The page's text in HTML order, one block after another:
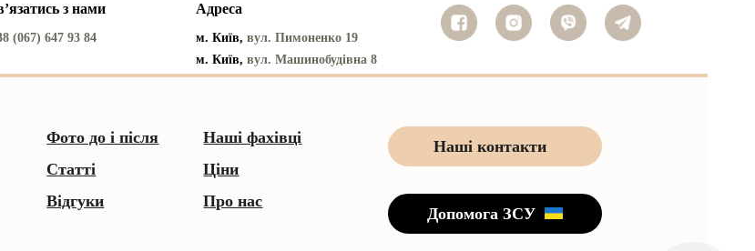
з нами
(067) 647 93 84
Адреса
м. Київ,вул. Пимоненко 19
м. Київ,вул. Машинобудівна 8
Фото до і після
Наші фахівці
Статті
Ціни
Відгуки
Про нас
Наші контакти
Допомога ЗСУ